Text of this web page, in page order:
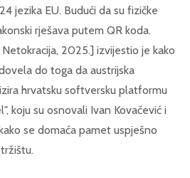
jezika EU. Budući da su fizičke
rješava putem QR koda.
2025.] izvijestio je kako
do toga da austrijska
hrvatsku softversku platformu
koju su osnovali Ivan Kovačević i
se domaća pamet uspješno